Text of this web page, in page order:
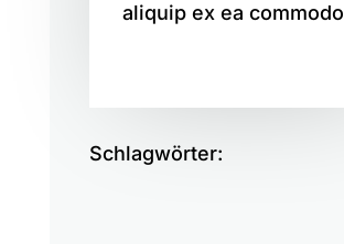
aliquip ex ea commodo
Schlagwörter: